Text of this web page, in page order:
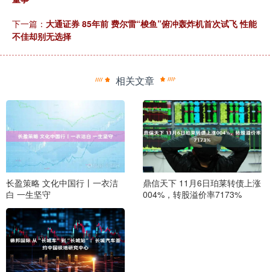
下一篇： 大通证券 85年前 费尔雷“梭鱼”俯冲轰炸机首次试飞 性能
不佳却别无选择
相关文章
长盈策略 文化中国行丨一衣洁
白 一生坚守
鼎信天下 11月6日珀莱转债上涨
004%，转股溢价率7173%